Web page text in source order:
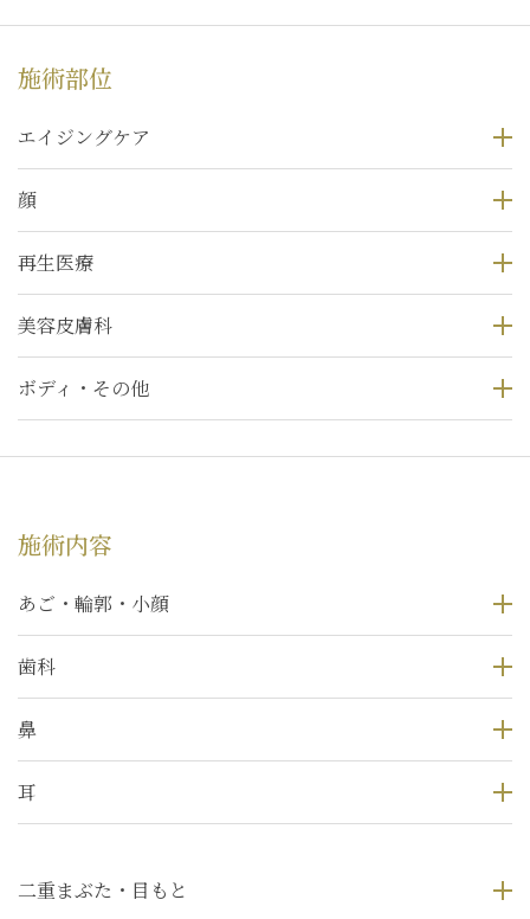
施術部位
エイジングケア
顔
再生医療
美容皮膚科
ボディ・その他
施術内容
あご・輪郭・小顔
歯科
鼻
耳
二重まぶた・目もと